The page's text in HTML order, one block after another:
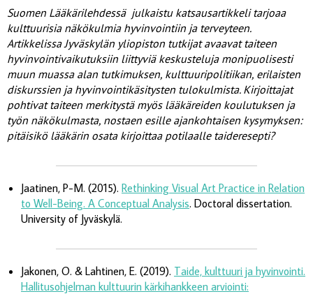
Suomen Lääkärilehdessä julkaistu katsausartikkeli tarjoaa
kulttuurisia näkökulmia hyvinvointiin ja terveyteen.
Artikkelissa Jyväskylän yliopiston tutkijat avaavat taiteen
hyvinvointivaikutuksiin liittyviä keskusteluja monipuolisesti
muun muassa alan tutkimuksen, kulttuuripolitiikan, erilaisten
diskurssien ja hyvinvointikäsitysten tulokulmista. Kirjoittajat
pohtivat taiteen merkitystä myös lääkäreiden koulutuksen ja
työn näkökulmasta, nostaen esille ajankohtaisen kysymyksen:
pitäisikö lääkärin osata kirjoittaa potilaalle taideresepti?
Jaatinen, P-M. (2015). Rethinking Visual Art Practice in Relation
to Well-Being. A Conceptual Analysis. Doctoral dissertation.
University of Jyväskylä.
Jakonen, O. & Lahtinen, E. (2019). Taide, kulttuuri ja hyvinvointi.
Hallitusohjelman kulttuurin kärkihankkeen arviointi: